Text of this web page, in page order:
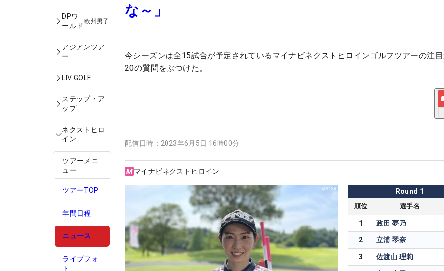
DPワ
ールド
欧州男子
アジアンツア
ー
LIV GOLF
ステップ・ア
ップ
ネクストヒロ
イン
ツアーメニ
ュー
ツアーTOP
年間日程
ニュース
ライブフォ
ト
な～」
今シーズンは全15試合が予定されているマイナビネクストヒロインゴルフツアーの注
20の質問をぶつけた。
配信日時： 2023年6月5日 16時00分
マイナビネクストヒロイン
Round 1
順位 選手名
1 政田 夢乃
2 立浦 琴奈
3 佐渡山 理莉